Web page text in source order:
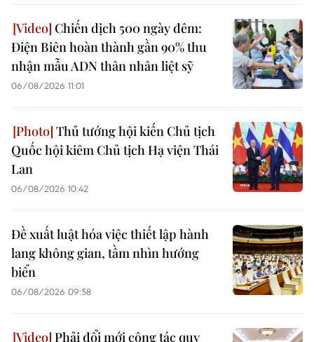
Chiến dịch 500 ngày đêm:
Điện Biên hoàn thành gần 90% thu
nhận mẫu ADN thân nhân liệt sỹ
06/08/2026 11:01
Thủ tướng hội kiến Chủ tịch
Quốc hội kiêm Chủ tịch Hạ viện Thái
Lan
06/08/2026 10:42
Đề xuất luật hóa việc thiết lập hành
lang không gian, tầm nhìn hướng
biển
06/08/2026 09:58
Phải đổi mới công tác quy